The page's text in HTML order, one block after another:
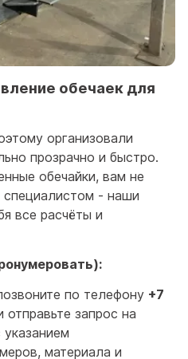
обечаек для
организовали
прозрачно и быстро.
обечайки, вам не
специалистом - наши
все расчёты и
по телефону +7
отправьте запрос на
указанием
материала и